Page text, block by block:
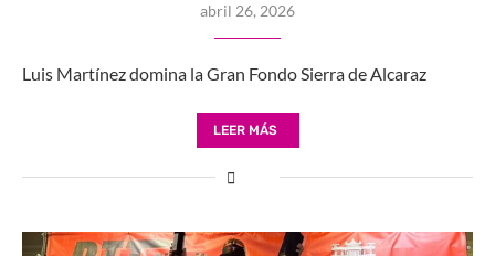
abril 26, 2026
Luis Martínez domina la Gran Fondo Sierra de Alcaraz
LEER MÁS